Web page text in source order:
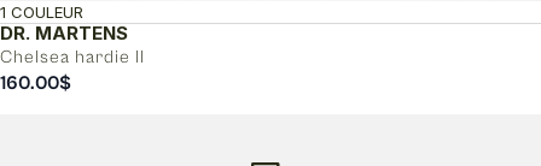
DR. MARTENS
Chelsea hardie ll
1 COULEUR
160.00$